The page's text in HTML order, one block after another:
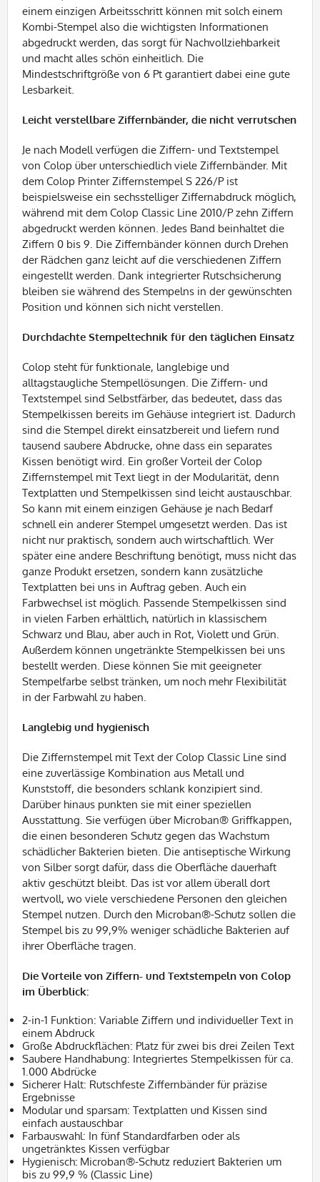
einem einzigen Arbeitsschritt können mit solch einem
Kombi-Stempel also die wichtigsten Informationen
abgedruckt werden, das sorgt für Nachvollziehbarkeit
und macht alles schön einheitlich. Die
Mindestschriftgröße von 6 Pt garantiert dabei eine gute
Lesbarkeit.
Leicht verstellbare Ziffernbänder, die nicht verrutschen
Je nach Modell verfügen die Ziffern- und Textstempel
von Colop über unterschiedlich viele Ziffernbänder. Mit
dem Colop Printer Ziffernstempel S 226/P ist
beispielsweise ein sechsstelliger Ziffernabdruck möglich,
während mit dem Colop Classic Line 2010/P zehn Ziffern
abgedruckt werden können. Jedes Band beinhaltet die
Ziffern 0 bis 9. Die Ziffernbänder können durch Drehen
der Rädchen ganz leicht auf die verschiedenen Ziffern
eingestellt werden. Dank integrierter Rutschsicherung
bleiben sie während des Stempelns in der gewünschten
Position und können sich nicht verstellen.
Durchdachte Stempeltechnik für den täglichen Einsatz
Colop steht für funktionale, langlebige und
alltagstaugliche Stempellösungen. Die Ziffern- und
Textstempel sind Selbstfärber, das bedeutet, dass das
Stempelkissen bereits im Gehäuse integriert ist. Dadurch
sind die Stempel direkt einsatzbereit und liefern rund
tausend saubere Abdrucke, ohne dass ein separates
Kissen benötigt wird. Ein großer Vorteil der Colop
Ziffernstempel mit Text liegt in der Modularität, denn
Textplatten und Stempelkissen sind leicht austauschbar.
So kann mit einem einzigen Gehäuse je nach Bedarf
schnell ein anderer Stempel umgesetzt werden. Das ist
nicht nur praktisch, sondern auch wirtschaftlich. Wer
später eine andere Beschriftung benötigt, muss nicht das
ganze Produkt ersetzen, sondern kann zusätzliche
Textplatten bei uns in Auftrag geben. Auch ein
Farbwechsel ist möglich. Passende Stempelkissen sind
in vielen Farben erhältlich, natürlich in klassischem
Schwarz und Blau, aber auch in Rot, Violett und Grün.
Außerdem können ungetränkte Stempelkissen bei uns
bestellt werden. Diese können Sie mit geeigneter
Stempelfarbe selbst tränken, um noch mehr Flexibilität
in der Farbwahl zu haben.
Langlebig und hygienisch
Die Ziffernstempel mit Text der Colop Classic Line sind
eine zuverlässige Kombination aus Metall und
Kunststoff, die besonders schlank konzipiert sind.
Darüber hinaus punkten sie mit einer speziellen
Ausstattung. Sie verfügen über Microban® Griffkappen,
die einen besonderen Schutz gegen das Wachstum
schädlicher Bakterien bieten. Die antiseptische Wirkung
von Silber sorgt dafür, dass die Oberfläche dauerhaft
aktiv geschützt bleibt. Das ist vor allem überall dort
wertvoll, wo viele verschiedene Personen den gleichen
Stempel nutzen. Durch den Microban®-Schutz sollen die
Stempel bis zu 99,9% weniger schädliche Bakterien auf
ihrer Oberfläche tragen.
Die Vorteile von Ziffern- und Textstempeln von Colop
im Überblick:
2-in-1 Funktion: Variable Ziffern und individueller Text in
einem Abdruck
Große Abdruckflächen: Platz für zwei bis drei Zeilen Text
Saubere Handhabung: Integriertes Stempelkissen für ca.
1.000 Abdrücke
Sicherer Halt: Rutschfeste Ziffernbänder für präzise
Ergebnisse
Modular und sparsam: Textplatten und Kissen sind
einfach austauschbar
Farbauswahl: In fünf Standardfarben oder als
ungetränktes Kissen verfügbar
Hygienisch: Microban®-Schutz reduziert Bakterien um
bis zu 99,9 % (Classic Line)